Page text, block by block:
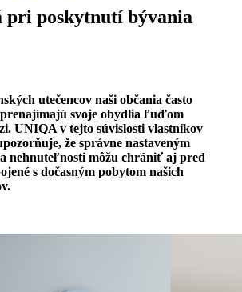
pri poskytnutí bývania
utečencov naši občania často
svoje obydlia ľuďom
UNIQA v tejto súvislosti vlastníkov
že správne nastaveným
nehnuteľnosti môžu chrániť aj pred
s dočasným pobytom našich